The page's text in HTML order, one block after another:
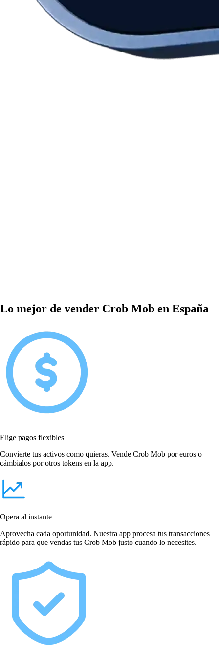
Lo mejor de vender Crob Mob en España
Elige pagos flexibles
Convierte tus activos como quieras. Vende Crob Mob por euros o
cámbialos por otros tokens en la app.
Opera al instante
Aprovecha cada oportunidad. Nuestra app procesa tus transacciones
rápido para que vendas tus Crob Mob justo cuando lo necesites.